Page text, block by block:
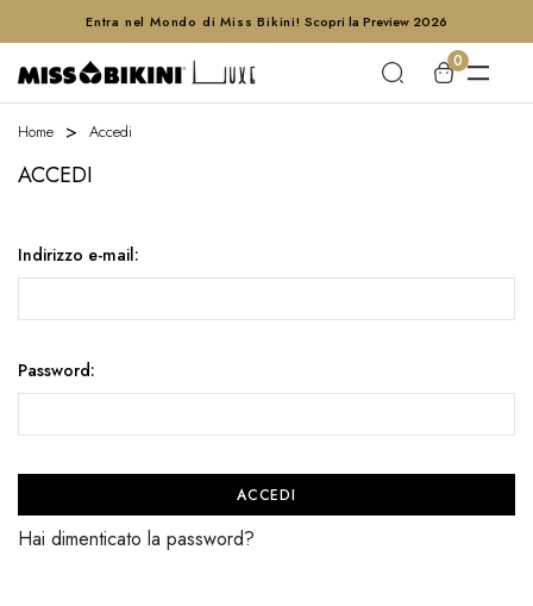
Entra nel Mondo di Miss Bikini! Scopri la Preview 2026
0
Home Accedi
ACCEDI
Indirizzo e-mail:
Password:
Hai dimenticato la password?